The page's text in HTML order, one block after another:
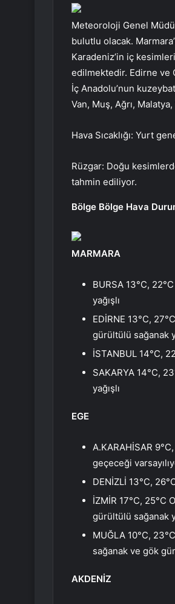
Meteoroloji Genel
bulutlu olacak.
Karadeniz’in iç
edilmektedir. Edirne ve
İç Anadolu’nun
Van, Muş, Ağrı,
Hava Sıcaklığı: Yurt
Rüzgar: Doğu
tahmin ediliyor.
Bölge Bölge Hava
MARMARA
BURSA 13°C,
yağışlı
EDİRNE 13°C,
gürültülü sağanak
İSTANBUL 14°C,
SAKARYA 14°C,
yağışlı
EGE
A.KARAHİSAR
geçeceği
DENİZLİ 13°C,
İZMİR 17°C,
gürültülü sağanak
MUĞLA 10°C,
sağanak ve gök
AKDENİZ